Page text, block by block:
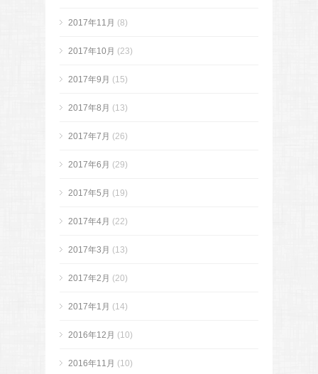
2017年11月 (8)
2017年10月 (23)
2017年9月 (15)
2017年8月 (13)
2017年7月 (26)
2017年6月 (29)
2017年5月 (19)
2017年4月 (22)
2017年3月 (13)
2017年2月 (20)
2017年1月 (14)
2016年12月 (10)
2016年11月 (10)